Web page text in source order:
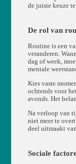
de juiste keuze
De rol van
Routine is een
veranderen.
dag of week,
mentale
Kies vaste
ochtends voor
avonds. Het
Na verloop van
niet meer te
deel uitmaakt
Sociale